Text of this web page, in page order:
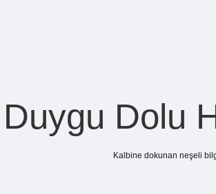
Duygu Dolu
Kalbine dokunan neşeli